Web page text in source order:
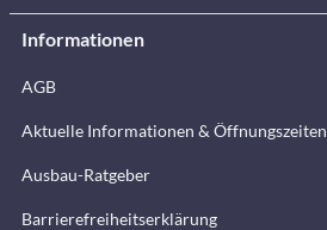
Informationen
AGB
Aktuelle Informationen & Öffnungszeiten
Ausbau-Ratgeber
Barrierefreiheitserklärung